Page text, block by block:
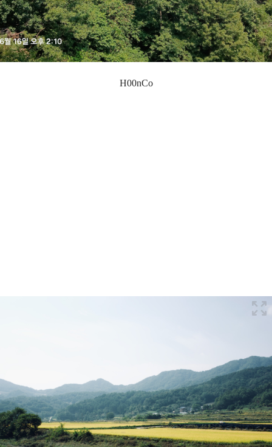
H00nCo